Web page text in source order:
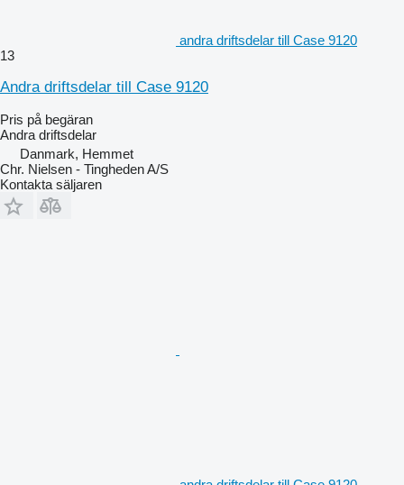
andra driftsdelar till Case 9120
13
Andra driftsdelar till Case 9120
Pris på begäran
Andra driftsdelar
Danmark, Hemmet
Chr. Nielsen - Tingheden A/S
Kontakta säljaren